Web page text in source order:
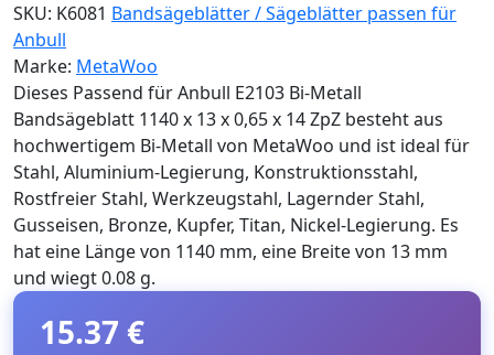
SKU: K6081 Bandsägeblätter / Sägeblätter passen für
Anbull
Marke: MetaWoo
Dieses Passend für Anbull E2103 Bi-Metall
Bandsägeblatt 1140 x 13 x 0,65 x 14 ZpZ besteht aus
hochwertigem Bi-Metall von MetaWoo und ist ideal für
Stahl, Aluminium-Legierung, Konstruktionsstahl,
Rostfreier Stahl, Werkzeugstahl, Lagernder Stahl,
Gusseisen, Bronze, Kupfer, Titan, Nickel-Legierung. Es
hat eine Länge von 1140 mm, eine Breite von 13 mm
und wiegt 0.08 g.
15.37 €